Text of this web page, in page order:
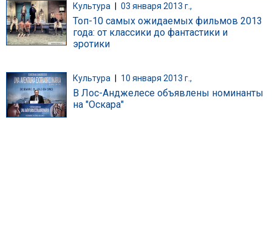
Культура | 03 января 2013 г.,
Топ-10 самых ожидаемых фильмов 2013
года: от классики до фантастики и
эротики
Культура 10 января 2013 г.,
В Лос-Анджелесе объявлены номинанты
на "Оскара"